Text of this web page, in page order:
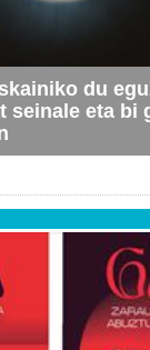
du
seinale eta bi